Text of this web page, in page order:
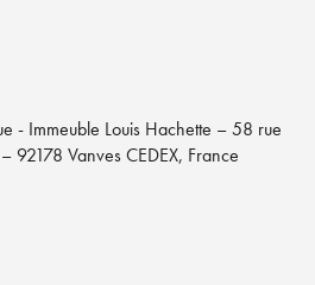
- Immeuble Louis Hachette – 58 rue
92178 Vanves CEDEX, France